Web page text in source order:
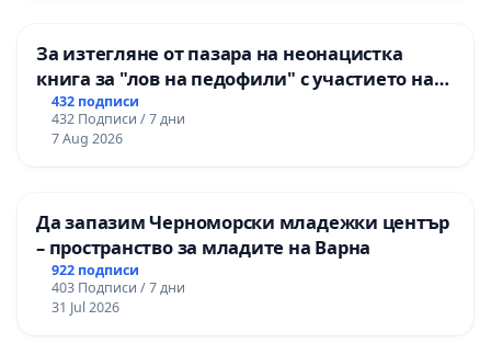
За изтегляне от пазара на неонацистка
книга за "лов на педофили" с участието на
деца
432 подписи
432 Подписи / 7 дни
7 Aug 2026
Да запазим Черноморски младежки център
– пространство за младите на Варна
922 подписи
403 Подписи / 7 дни
31 Jul 2026